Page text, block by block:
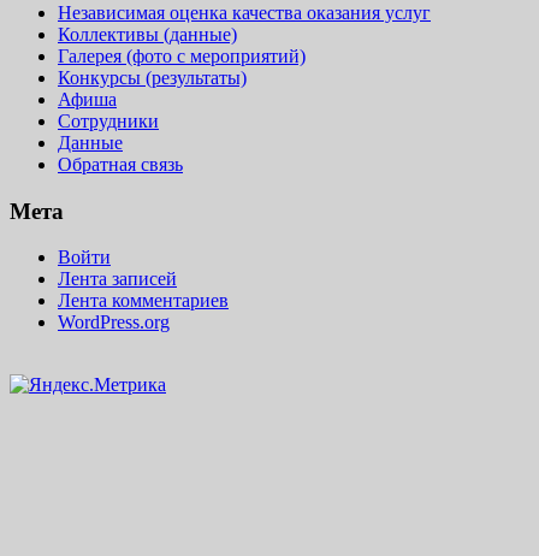
Независимая оценка качества оказания услуг
Коллективы (данные)
Галерея (фото с мероприятий)
Конкурсы (результаты)
Афиша
Сотрудники
Данные
Обратная связь
Мета
Войти
Лента записей
Лента комментариев
WordPress.org